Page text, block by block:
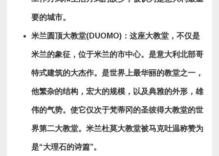
要的城市。
米兰圆顶大教堂(DUOMO) ：这座大教堂，不仅是
米兰的象征，位于米兰的市中心。是意大利北部哥
特式建筑的大杰作。是世界上最华丽的教堂之一，
他繁杂的结构，宏大的规模，以及典雅的外形，雄
伟的气势。使它仅次于梵蒂冈的圣彼得大教堂的世
界第二大教堂。 米兰杜莫大教堂被马克吐温称赞为
是“大理石的诗篇”。